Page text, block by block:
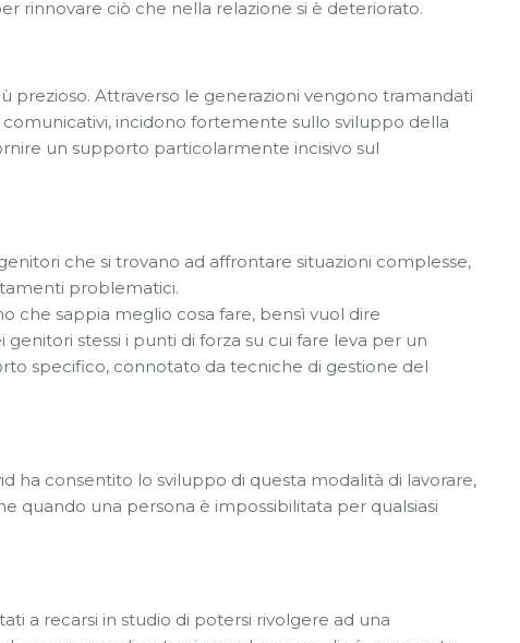
rinnovare ciò che nella relazione si è deteriorato.
prezioso. Attraverso le generazioni vengono tramandati
incidono fortemente sullo sviluppo della
un supporto particolarmente incisivo sul
che si trovano ad affrontare situazioni complesse,
problematici.
che sappia meglio cosa fare, bensì vuol dire
stessi i punti di forza su cui fare leva per un
specifico, connotato da tecniche di gestione del
ha consentito lo sviluppo di questa modalità di lavorare,
quando una persona è impossibilitata per qualsiasi
a recarsi in studio di potersi rivolgere ad una